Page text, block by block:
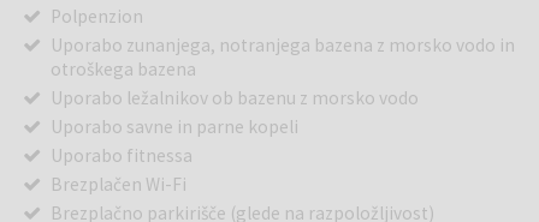
Polpenzion
Uporabo zunanjega, notranjega bazena z morsko vodo in
otroškega bazena
Uporabo ležalnikov ob bazenu z morsko vodo
Uporabo savne in parne kopeli
Uporabo fitnessa
Brezplačen Wi-Fi
Brezplačno parkirišče (glede na razpoložljivost)